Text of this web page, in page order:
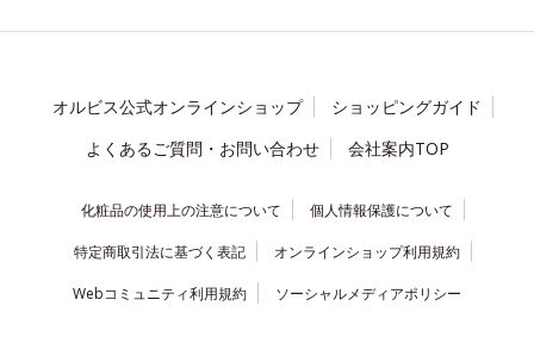
オルビス公式オンラインショップ
ショッピングガイド
よくあるご質問・お問い合わせ
会社案内TOP
化粧品の使用上の注意について 個人情報保護について
特定商取引法に基づく表記 オンラインショップ利用規約
Webコミュニティ利用規約 ソーシャルメディアポリシー